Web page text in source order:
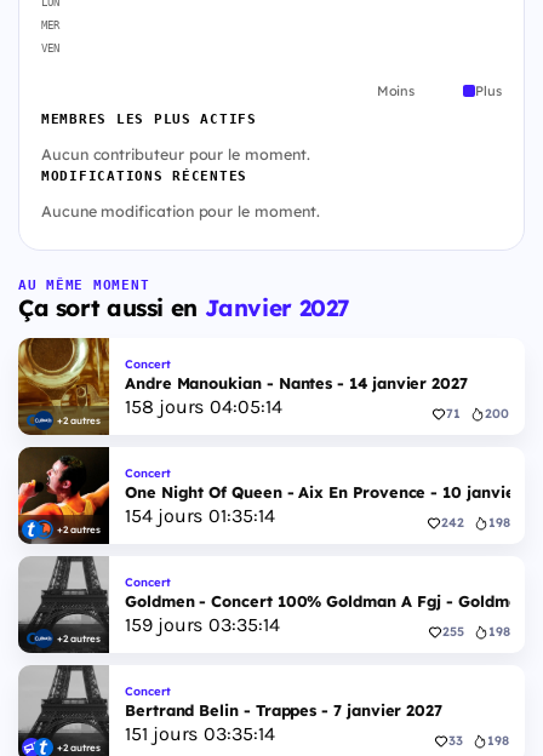
MER
VEN
Moins Plus
MEMBRES LES PLUS ACTIFS
Aucun contributeur pour le moment.
MODIFICATIONS RÉCENTES
Aucune modification pour le moment.
AU MÊME MOMENT
Ça sort aussi en Janvier 2027
+2 autres
Concert
Andre Manoukian - Nantes - 14 janvier 2027
158 jours 04:05:13 71 200
+2 autres
Concert
One Night Of Queen - Aix En Provence - 10 janvier
154jours 01:35:13 242 198
+2 autres
Concert
Goldmen - Concert 100% Goldman A Fgj - Goldmen
159jours 03:35:13 255 198
+2 autres
Concert
Bertrand Belin - Trappes - 7 janvier 2027
151 jours 03:35:13 33 198